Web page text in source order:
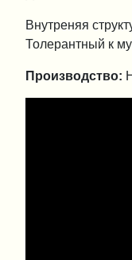
Внутреняя
Толерантный к
Производство: